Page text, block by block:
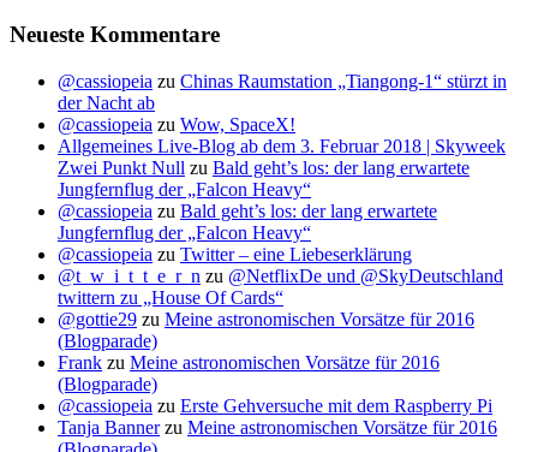
Neueste Kommentare
@cassiopeia zu Chinas Raumstation „Tiangong-1“ stürzt in
der Nacht ab
@cassiopeia zu Wow, SpaceX!
Allgemeines Live-Blog ab dem 3. Februar 2018 | Skyweek
Zwei Punkt Null zu Bald geht’s los: der lang erwartete
Jungfernflug der „Falcon Heavy“
@cassiopeia zu Bald geht’s los: der lang erwartete
Jungfernflug der „Falcon Heavy“
@cassiopeia zu Twitter – eine Liebeserklärung
@t_w_i_t_t_e_r_n zu @NetflixDe und @SkyDeutschland
twittern zu „House Of Cards“
@gottie29 zu Meine astronomischen Vorsätze für 2016
(Blogparade)
Frank zu Meine astronomischen Vorsätze für 2016
(Blogparade)
@cassiopeia zu Erste Gehversuche mit dem Raspberry Pi
Tanja Bannerzu Meine astronomischen Vorsätze für 2016